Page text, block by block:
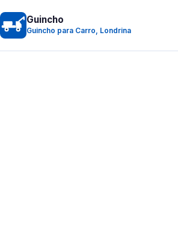
Guincho
Guincho para Carro, Londrina